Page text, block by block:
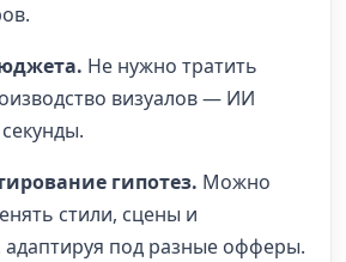
Не нужно тратить
визуалов — ИИ
гипотез. Можно
стили, сцены и
под разные офферы.